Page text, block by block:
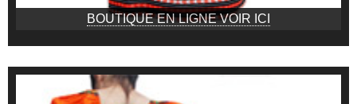
BOUTIQUE EN LIGNE VOIR ICI